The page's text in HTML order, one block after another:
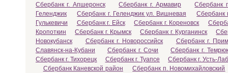
Сбербанк г. Апшеронск
Сбербанк г. Армавир
Сбербанк
Геленджик
Сбербанк г. Геленджик ул. Вишневая
Сбербанк
Гулькевичи
Сбербанк г. Ейск Сбербанк г. Кореновск
Кропоткин
Сбербанк г. Крымск Сбербанк г. Курганинск
Новокубанск
Сбербанк г. Новороссийск
Сбербанк г.
Славянск-на-Кубани
Сбербанк г. Сочи
Сбербанк г. Темрюк
Сбербанк г. Тихорецк
Сбербанк г. Туапсе
Сбербанк г. Усть-
Сбербанк Каневской район
Сбербанк п. Новомихайловский